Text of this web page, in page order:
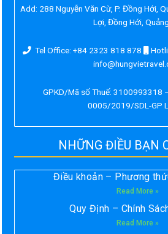
Add: 288 Nguyễn Văn Cừ, P. Đồng Hới,
Lợi, Đồng Hới,
Tel Office: +84 2323 818 878
GPKD/Mã số Thuế: 3100993318
0005/2019/SDL-GP
NHỮNG ĐIỀU BẠN
Điều khoản – Phương
Read More »
Quy Định – Chính
Read More »